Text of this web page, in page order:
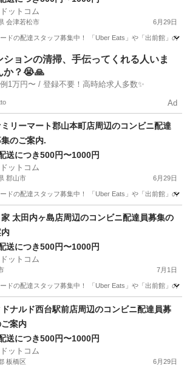
ットコム
会津若松市 6月29日
ドの配達スタッフ募集中！ 「Uber Eats」や「出前館」の
配送 ファストフード
ションの清掃、手伝ってくれる人いま
か？😭🙏
日給例1万円〜 / 登録不要！高時給求人多数✨
Ad
ミリーマート郡山本町店周辺のコンビニ配達
集のご案内.
送につき500円〜1000円
ットコム
郡山市 6月29日
ドの配達スタッフ募集中！ 「Uber Eats」や「出前館」の
ファミリーマート
太田内ヶ島店周辺のコンビニ配達員募集の
送につき500円〜1000円
ットコム
7月1日
ドの配達スタッフ募集中！ 「Uber Eats」や「出前館」の
ファストフード
ドナルド西台駅前店周辺のコンビニ配達員募
ご案内
送につき500円〜1000円
ットコム
板橋区 6月29日